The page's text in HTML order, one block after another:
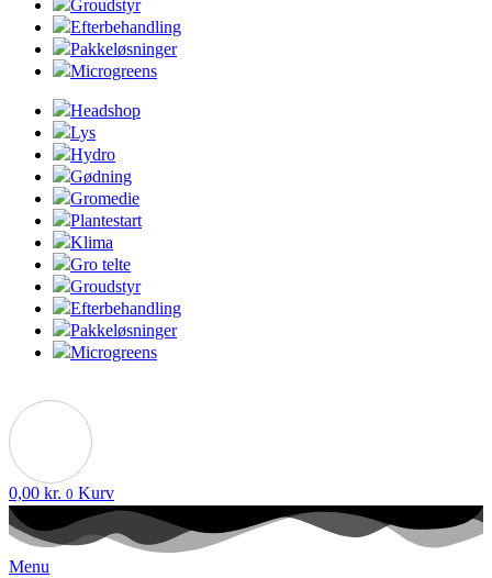
Groudstyr
Efterbehandling
Pakkeløsninger
Microgreens
Headshop
Lys
Hydro
Gødning
Gromedie
Plantestart
Klima
Gro telte
Groudstyr
Efterbehandling
Pakkeløsninger
Microgreens
0,00 kr. 0 Kurv
Menu